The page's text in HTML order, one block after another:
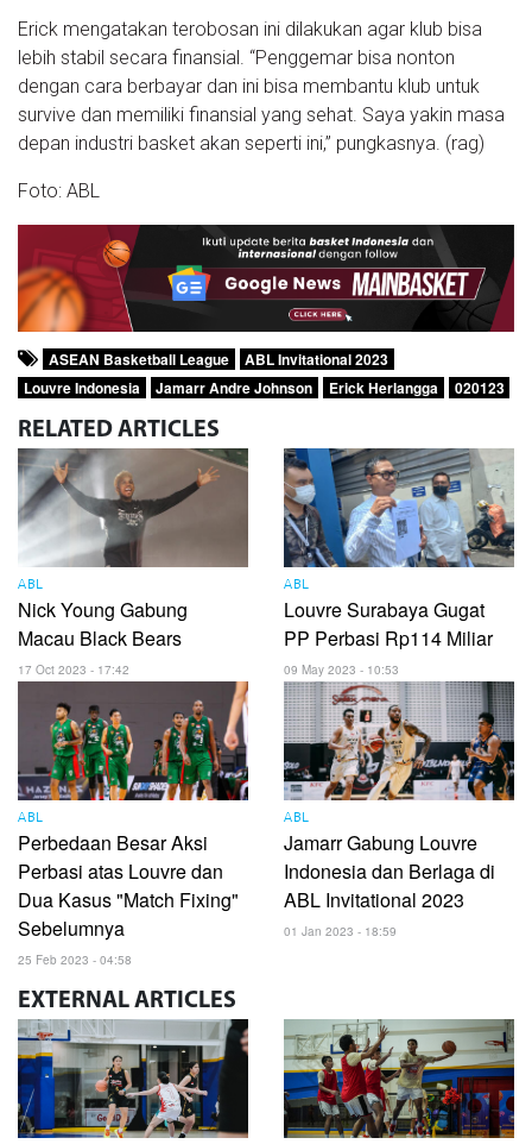
Erick mengatakan terobosan ini dilakukan agar klub bisa
lebih stabil secara finansial. “Penggemar bisa nonton
dengan cara berbayar dan ini bisa membantu klub untuk
survive dan memiliki finansial yang sehat. Saya yakin masa
depan industri basket akan seperti ini,” pungkasnya. (rag)
Foto: ABL
ASEAN Basketball League
ABL Invitational 2023
Louvre Indonesia
Jamarr Andre Johnson Erick Herlangga 020123
RELATED ARTICLES
ABL
Nick Young Gabung
Macau Black Bears
17 Oct 2023 - 17:42
ABL
Louvre Surabaya Gugat
PP Perbasi Rp114 Miliar
09 May 2023 - 10:53
ABL
Perbedaan Besar Aksi
Perbasi atas Louvre dan
Dua Kasus "Match Fixing"
Sebelumnya
25 Feb 2023 - 04:58
ABL
Jamarr Gabung Louvre
Indonesia dan Berlaga di
ABL Invitational 2023
01 Jan 2023 - 18:59
EXTERNAL ARTICLES